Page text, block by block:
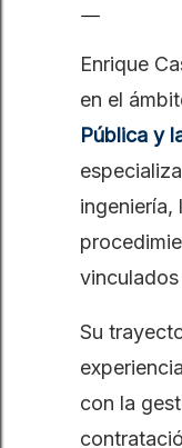
Enrique
en el
Pública y
ingeniería,
Su
con la